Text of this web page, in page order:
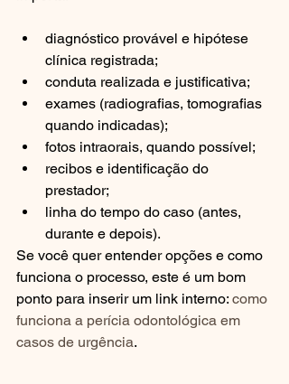
diagnóstico provável e hipótese
clínica registrada;
conduta realizada e justificativa;
exames (radiografias, tomografias
quando indicadas);
fotos intraorais, quando possível;
recibos e identificação do
prestador;
linha do tempo do caso (antes,
durante e depois).
Se você quer entender opções e como
funciona o processo, este é um bom
ponto para inserir um link interno: como
funciona a perícia odontológica em
casos de urgência.